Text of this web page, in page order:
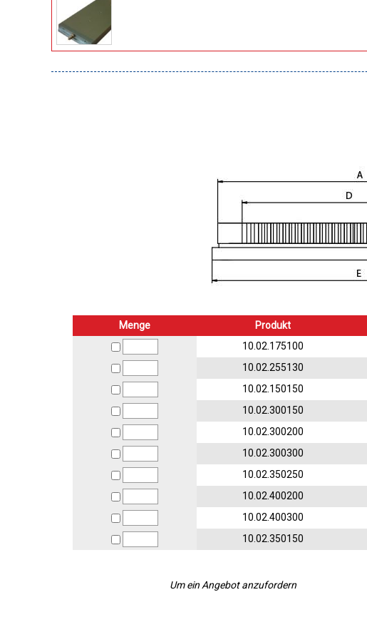
Menge Produkt
10.02.175100
10.02.255130
10.02.150150
10.02.300150
10.02.300200
10.02.300300
10.02.350250
10.02.400200
10.02.400300
10.02.350150
Um ein Angebot anzufordern